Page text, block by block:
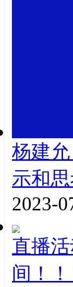
杨建
示和
2023-
直播
间！！